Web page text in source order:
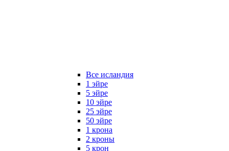
Все исландия
1 эйре
5 эйре
10 эйре
25 эйре
50 эйре
1 крона
2 кроны
5 крон